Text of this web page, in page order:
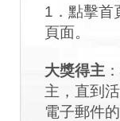
1．點擊首
頁面。
大獎得主
主，直到
電子郵件